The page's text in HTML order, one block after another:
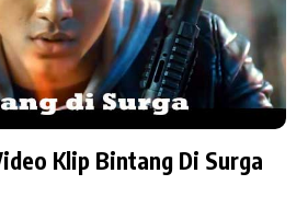
Klip Bintang Di Surga